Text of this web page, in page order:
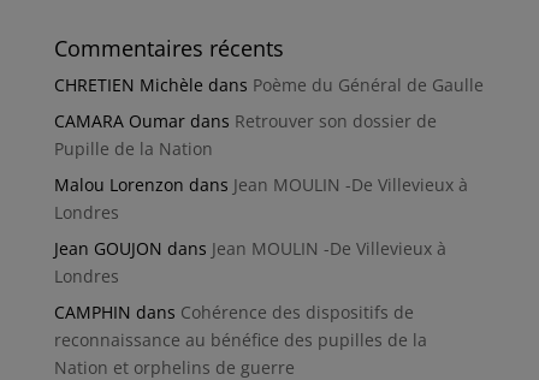
Commentaires récents
CHRETIEN Michèle dans Poème du Général de Gaulle
CAMARA Oumardans Retrouver son dossier de
Pupille de la Nation
Malou Lorenzon dans Jean MOULIN -De Villevieux à
Londres
Jean GOUJON dans Jean MOULIN -De Villevieux à
Londres
CAMPHIN dans Cohérence des dispositifs de
reconnaissance au bénéfice des pupilles de la
Nation et orphelins de guerre